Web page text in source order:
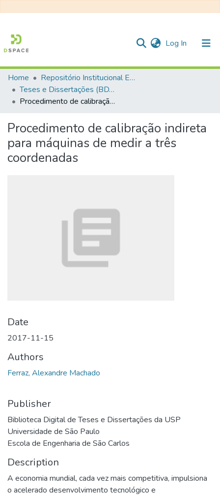
Log In (current)
Communities & Collections
All of DSpace
Statistics
Home
Repositório Institucional EESC
Teses e Dissertações (BDTD USP)
Procedimento de calibração indireta para máquinas de medir a três coordenadas
Procedimento de calibração indireta
para máquinas de medir a três
coordenadas
Date
2017-11-15
Authors
Ferraz, Alexandre Machado
Publisher
Biblioteca Digital de Teses e Dissertações da USP
Universidade de São Paulo
Escola de Engenharia de São Carlos
Description
A economia mundial, cada vez mais competitiva, impulsiona
o acelerado desenvolvimento tecnológico e